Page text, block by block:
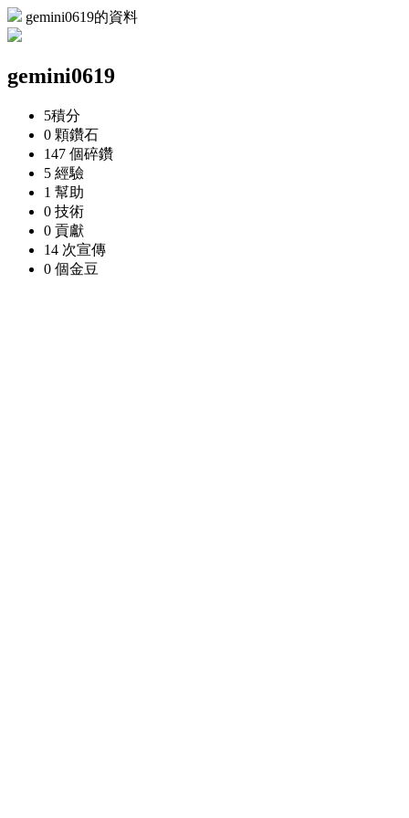
gemini0619的資料
gemini0619
5積分
0 顆鑽石
147 個碎鑽
5 經驗
1 幫助
0 技術
0 貢獻
14 次宣傳
0 個金豆